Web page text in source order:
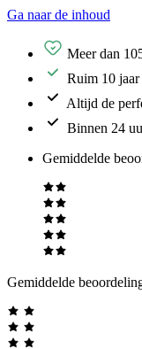
Ga naar de inhoud
Meer dan
Ruim 10 jaar
Altijd de
Binnen 24
Gemiddelde
Gemiddelde